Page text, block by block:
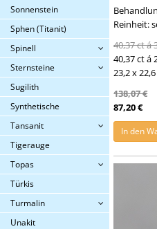
Sonnenstein
Sphen (Titanit)
Spinell
Sternsteine
Sugilith
Synthetische
Tansanit
Tigerauge
Topas
Türkis
Turmalin
Unakit
Reinheit:
40,37 ct á
40,37 ct á
23,2 x
138,07 €
87,20 €
In den